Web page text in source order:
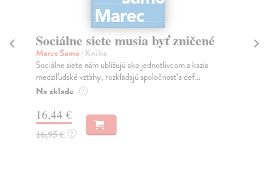
Sociálne siete musia byť zničené
Marec Samo| Kniha
Sociálne siete nám ubližujú ako jednotlivcom a kazia
medziľudské vzťahy, rozkladajú spoločnosť a def...
Na sklade ?
16,44 €
16,95 € ?